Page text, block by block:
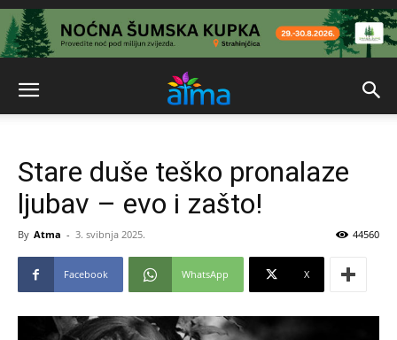
Stare duše teško pronalaze
ljubav – evo i zašto!
By Atma - 3. svibnja 2025. 44560
Facebook WhatsApp X